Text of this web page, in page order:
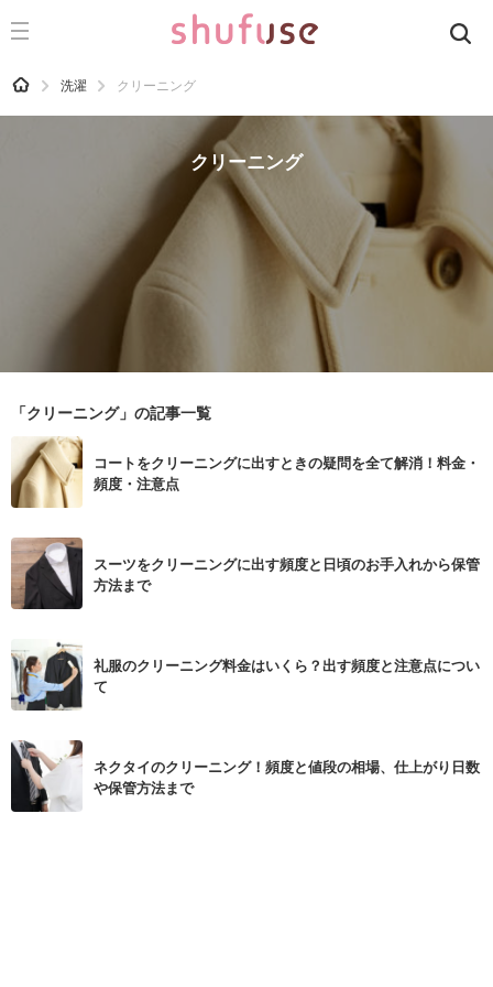
CATEGORY 記事カテゴリ
気になる
掃除
食材辞典
おすすめ
HOME 洗濯 クリーニング
クリーニング
「クリーニング」の記事一覧
コートをクリーニングに出すときの疑問を全て解消！料金・
頻度・注意点
スーツをクリーニングに出す頻度と日頃のお手入れから保管
方法まで
礼服のクリーニング料金はいくら？出す頻度と注意点につい
て
ネクタイのクリーニング！頻度と値段の相場、仕上がり日数
や保管方法まで